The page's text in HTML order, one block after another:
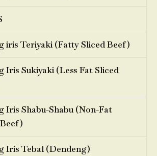
iris Teriyaki (Fatty Sliced Beef)
Iris Sukiyaki (Less Fat Sliced
Iris Shabu-Shabu (Non-Fat
Iris Tebal (Dendeng)